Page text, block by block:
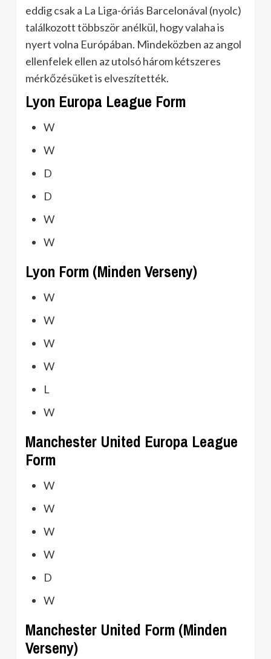
eddig csak a La Liga-óriás Barcelonával (nyolc)
találkozott többször anélkül, hogy valaha is
nyert volna Európában. Mindeközben az angol
ellenfelek ellen az utolsó három kétszeres
mérkőzésüket is elveszítették.
Lyon Europa League Form
W
W
D
D
W
W
Lyon Form (Minden Verseny)
W
W
W
W
L
W
Manchester United Europa League
Form
W
W
W
W
D
W
Manchester United Form (Minden
Verseny)